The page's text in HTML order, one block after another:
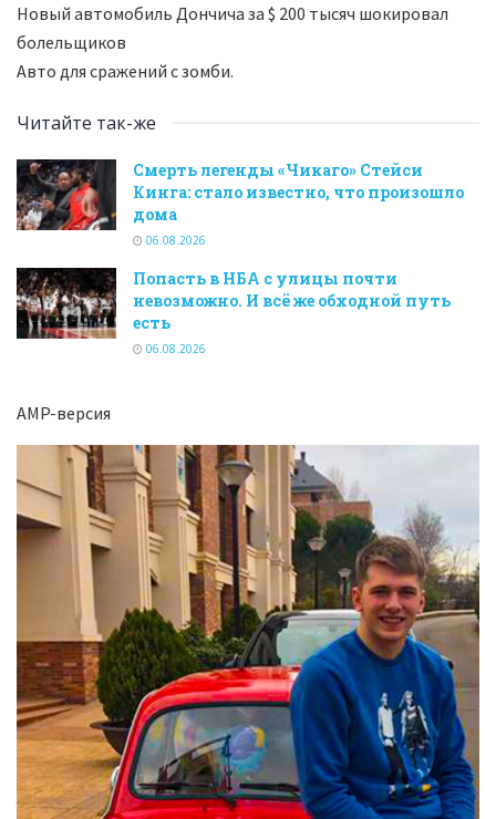
Новый автомобиль Дончича за $ 200 тысяч шокировал
болельщиков
Авто для сражений с зомби.
Читайте так-же
Смерть легенды «Чикаго» Стейси
Кинга: стало известно, что произошло
дома
06.08.2026
Попасть в НБА с улицы почти
невозможно. И всё же обходной путь
есть
06.08.2026
AMP-версия